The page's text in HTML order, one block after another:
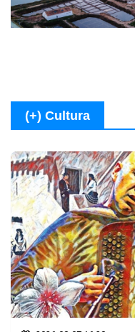
(+) Cultura